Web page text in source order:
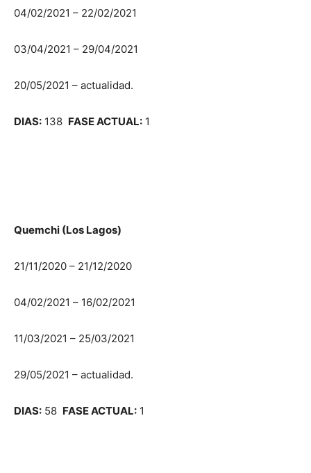
04/02/2021 – 22/02/2021
03/04/2021 – 29/04/2021
20/05/2021 – actualidad.
DIAS: 138 FASE ACTUAL: 1
Quemchi (Los Lagos)
21/11/2020 – 21/12/2020
04/02/2021 – 16/02/2021
11/03/2021 – 25/03/2021
29/05/2021 – actualidad.
DIAS: 58 FASE ACTUAL: 1